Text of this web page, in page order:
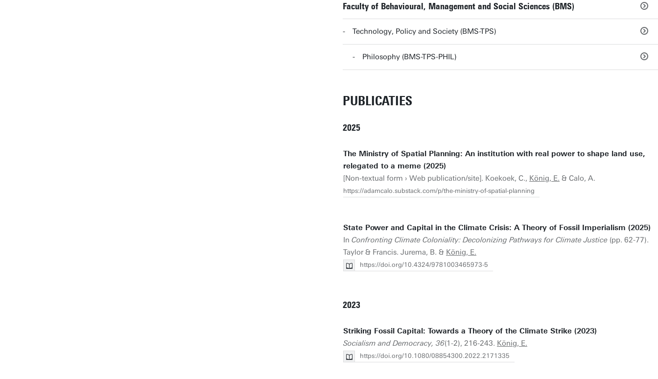
Faculty of Behavioural, Management and Social Sciences (BMS)
Technology, Policy and Society (BMS-TPS)
Philosophy (BMS-TPS-PHIL)
PUBLICATIES
2025
The Ministry of Spatial Planning: An institution with real power to shape land use,
relegated to a meme (2025)
[Non-textual form › Web publication/site]. Koekoek, C., König, E. & Calo, A.
https://adamcalo.substack.com/p/the-ministry-of-spatial-planning
State Power and Capital in the Climate Crisis: A Theory of Fossil Imperialism (2025)
In Confronting Climate Coloniality: Decolonizing Pathways for Climate Justice (pp. 62-77).
Taylor & Francis. Jurema, B. & König, E.
https://doi.org/10.4324/9781003465973-5
2023
Striking Fossil Capital: Towards a Theory of the Climate Strike (2023)
Socialism and Democracy, 36(1-2), 216-243. König, E.
https://doi.org/10.1080/08854300.2022.2171335